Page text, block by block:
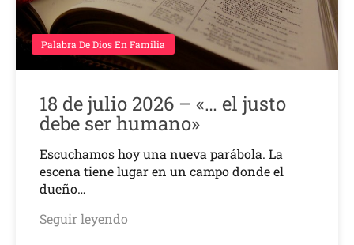
Palabra De Dios En Familia
18 de julio 2026 – «… el justo
debe ser humano»
Escuchamos hoy una nueva parábola. La
escena tiene lugar en un campo donde el
dueño…
Seguir leyendo